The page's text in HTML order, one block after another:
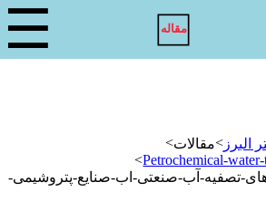
مقاله ☰
البرز >مقالات>
Petrochemical-
>
تصفیه-آب-صنعتی-اب-صنایع-پتروشیمی-